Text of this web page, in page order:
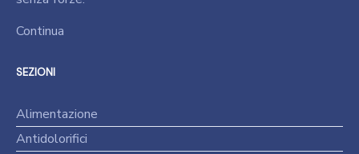
Continua
SEZIONI
Alimentazione
Antidolorifici